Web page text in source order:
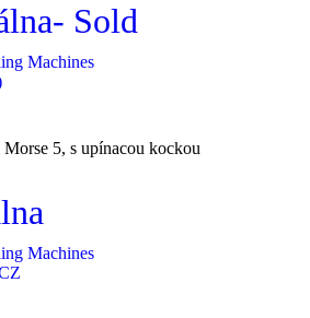
Sold
Machines
Morse 5, s upínacou kockou
Machines